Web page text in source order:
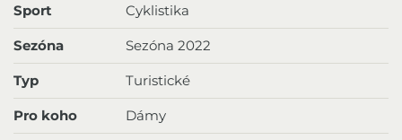
Sport Cyklistika
Sezóna Sezóna 2022
Typ Turistické
Pro koho Dámy